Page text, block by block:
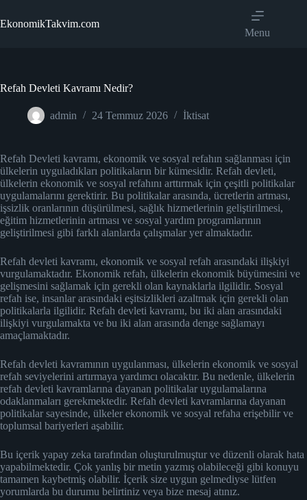
to
content
EkonomikTakvim.com
Menu
Refah Devleti Kavramı Nedir?
admin 24 Temmuz 2026 İktisat
Refah Devleti kavramı, ekonomik ve sosyal refahın sağlanması için
ülkelerin uyguladıkları politikaların bir kümesidir. Refah devleti,
ülkelerin ekonomik ve sosyal refahını arttırmak için çeşitli politikalar
uygulamalarını gerektirir. Bu politikalar arasında, ücretlerin artması,
işsizlik oranlarının düşürülmesi, sağlık hizmetlerinin geliştirilmesi,
eğitim hizmetlerinin artması ve sosyal yardım programlarının
geliştirilmesi gibi farklı alanlarda çalışmalar yer almaktadır.
Refah devleti kavramı, ekonomik ve sosyal refah arasındaki ilişkiyi
vurgulamaktadır. Ekonomik refah, ülkelerin ekonomik büyümesini ve
gelişmesini sağlamak için gerekli olan kaynaklarla ilgilidir. Sosyal
refah ise, insanlar arasındaki eşitsizlikleri azaltmak için gerekli olan
politikalarla ilgilidir. Refah devleti kavramı, bu iki alan arasındaki
ilişkiyi vurgulamakta ve bu iki alan arasında denge sağlamayı
amaçlamaktadır.
Refah devleti kavramının uygulanması, ülkelerin ekonomik ve sosyal
refah seviyelerini artırmaya yardımcı olacaktır. Bu nedenle, ülkelerin
refah devleti kavramlarına dayanan politikalar uygulamalarına
odaklanmaları gerekmektedir. Refah devleti kavramlarına dayanan
politikalar sayesinde, ülkeler ekonomik ve sosyal refaha erişebilir ve
toplumsal bariyerleri aşabilir.
Bu içerik yapay zeka tarafından oluşturulmuştur ve düzenli olarak hata
yapabilmektedir. Çok yanlış bir metin yazmış olabileceği gibi konuyu
tamamen kaybetmiş olabilir. İçerik size uygun gelmediyse lütfen
yorumlarda bu durumu belirtiniz veya bize mesaj atınız.